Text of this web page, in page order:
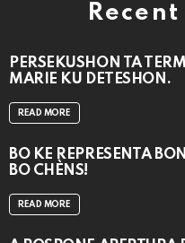
PERSEKUSHON TA
MARIE KU DETESHON.
READ MORE
BO KE REPRESENTÁ
BO CHÈNS!
READ MORE